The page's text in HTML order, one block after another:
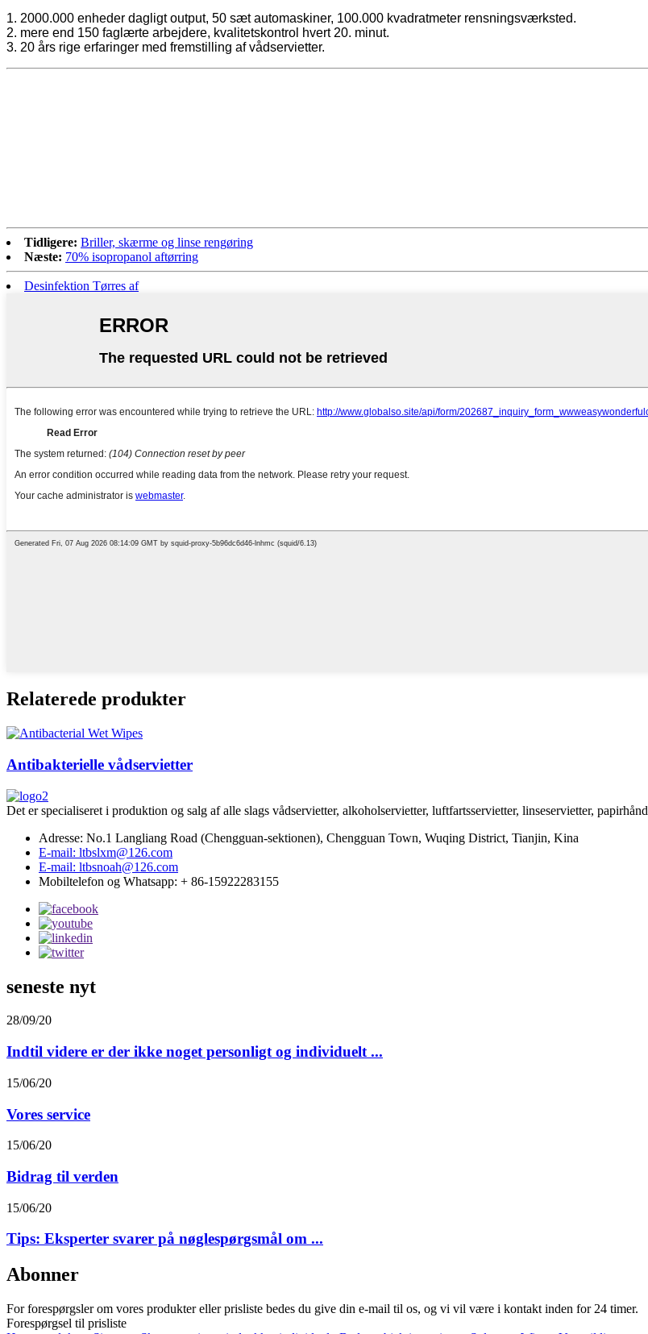
1. 2000.000 enheder dagligt output, 50 sæt automaskiner, 100.000 kvadratmeter rensningsværksted.
2. mere end 150 faglærte arbejdere, kvalitetskontrol hvert 20. minut.
3. 20 års rige erfaringer med fremstilling af vådservietter.
Tidligere: Briller, skærme og linse rengøring
Næste: 70% isopropanol aftørring
Desinfektion Tørres af
Relaterede produkter
Antibakterielle vådservietter
Det er specialiseret i produktion og salg af alle slags vådservietter, alkoholservietter, luftfartsservietter, linseservietter,
Adresse: No.1 Langliang Road (Chengguan-sektionen), Chengguan Town, Wuqing District, Tianjin, Kina
E-mail: ltbslxm@126.com
E-mail: ltbsnoah@126.com
Mobiltelefon og Whatsapp: + 86-15922283155
seneste nyt
28/09/20
Indtil videre er der ikke noget personligt og individuelt ...
15/06/20
Vores service
15/06/20
Bidrag til verden
15/06/20
Tips: Eksperter svarer på nøglespørgsmål om ...
Abonner
For forespørgsler om vores produkter eller prisliste bedes du give din e-mail til os, og vi vil være i kontakt inden for 24 timer.
Forespørgsel til prisliste